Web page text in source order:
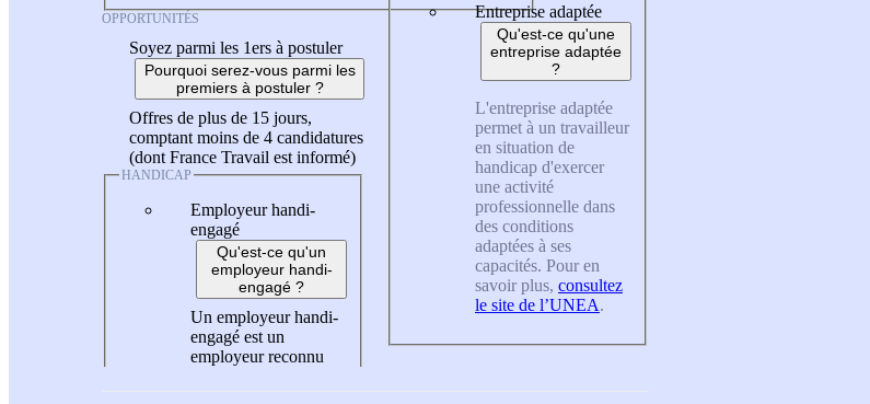
OPPORTUNITÉS
Soyez parmi les 1ers à postuler
Pourquoi serez-vous parmi les
premiers à postuler ?
Offres de plus de 15 jours,
comptant moins de 4 candidatures
(dont France Travail est informé)
HANDICAP
Employeur handi-
engagé
Qu'est-ce qu'un
employeur handi-
engagé ?
Un employeur handi-
engagé est un
employeur reconnu
Entreprise adaptée
Qu'est-ce qu'une
entreprise adaptée
?
L'entreprise adaptée
permet à un travailleur
en situation de
handicap d'exercer
une activité
professionnelle dans
des conditions
adaptées à ses
capacités. Pour en
savoir plus, consultez
le site de l’UNEA.